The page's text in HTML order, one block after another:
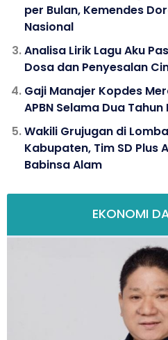
per Bulan, Kemendes
Nasional
Analisa Lirik Lagu Aku
Dosa dan Penyesalan
Gaji Manajer Kopdes
APBN Selama Dua
Wakili Grujugan di
Kabupaten, Tim SD Plus
Babinsa Alam
EKONOMI